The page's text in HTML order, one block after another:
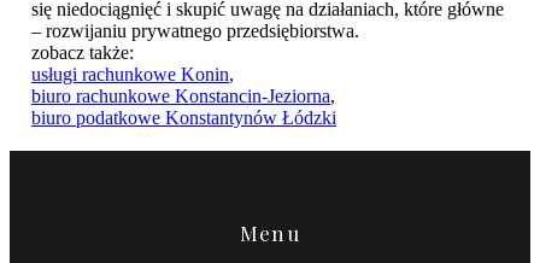
się niedociągnięć i skupić uwagę na działaniach, które główne
– rozwijaniu prywatnego przedsiębiorstwa.
zobacz także:
usługi rachunkowe Konin,
biuro rachunkowe Konstancin-Jeziorna,
biuro podatkowe Konstantynów Łódzki
Menu